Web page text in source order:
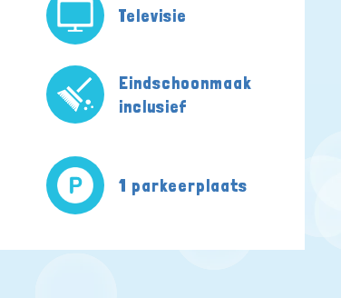
Televisie
Eindschoonmaak
inclusief
1 parkeerplaats